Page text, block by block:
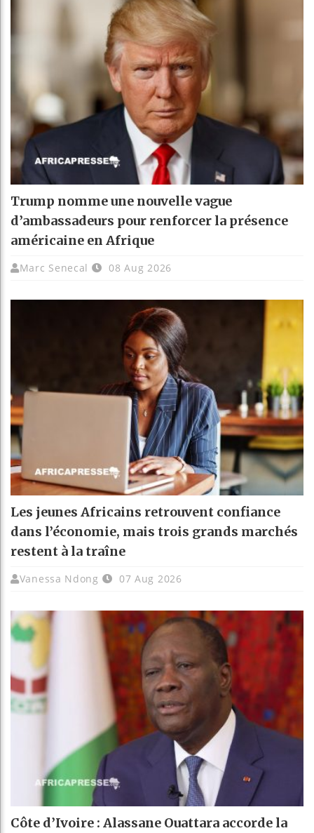
Trump nomme une nouvelle vague
d’ambassadeurs pour renforcer la présence
américaine en Afrique
Marc Senecal 08 Aug 2026
Les jeunes Africains retrouvent confiance
dans l’économie, mais trois grands marchés
restent à la traîne
Vanessa Ndong 07 Aug 2026
Côte d’Ivoire : Alassane Ouattara accorde la